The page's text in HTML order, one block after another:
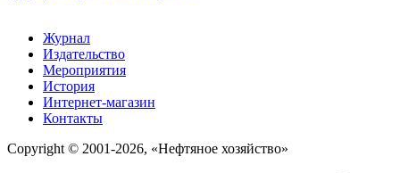
Журнал
Издательство
Мероприятия
История
Интернет-магазин
Контакты
Copyright © 2001-2026, «Нефтяное хозяйство»